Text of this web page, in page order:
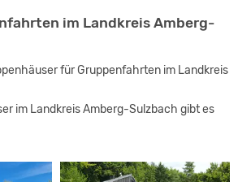
im Landkreis Amberg-
für Gruppenfahrten im Landkreis
im Landkreis Amberg-Sulzbach gibt es